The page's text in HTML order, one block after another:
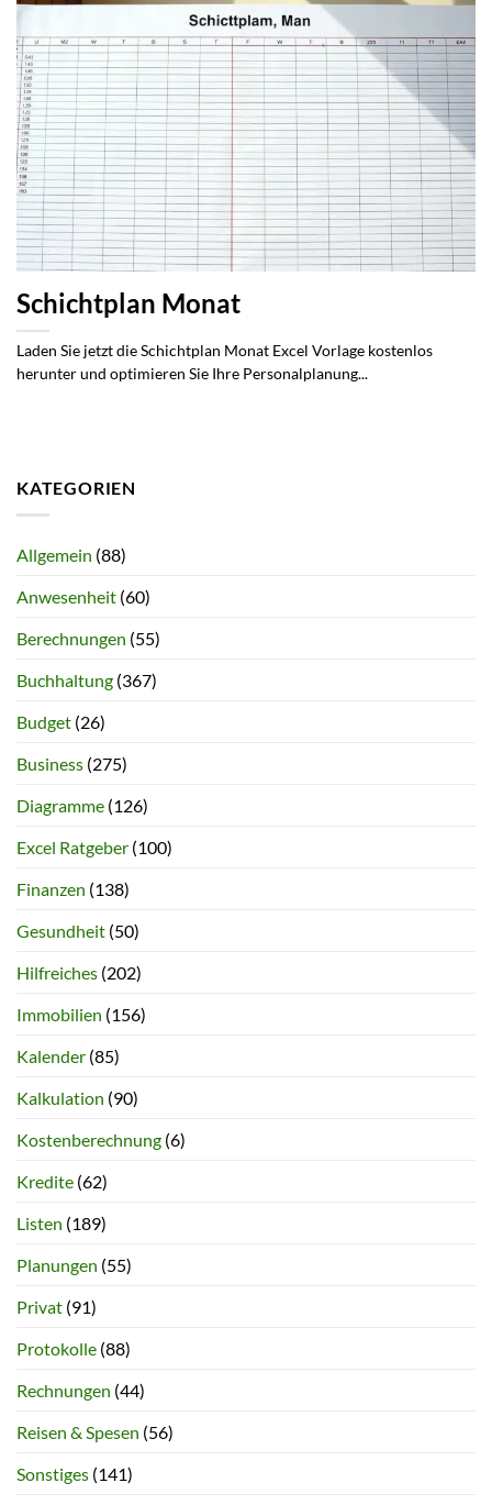
Schichtplan Monat
Laden Sie jetzt die Schichtplan Monat Excel Vorlage kostenlos
herunter und optimieren Sie Ihre Personalplanung...
KATEGORIEN
Allgemein (88)
Anwesenheit (60)
Berechnungen (55)
Buchhaltung (367)
Budget (26)
Business (275)
Diagramme (126)
Excel Ratgeber (100)
Finanzen (138)
Gesundheit (50)
Hilfreiches (202)
Immobilien (156)
Kalender (85)
Kalkulation (90)
Kostenberechnung (6)
Kredite (62)
Listen (189)
Planungen (55)
Privat (91)
Protokolle (88)
Rechnungen (44)
Reisen & Spesen (56)
Sonstiges (141)